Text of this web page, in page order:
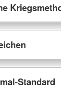
Standard